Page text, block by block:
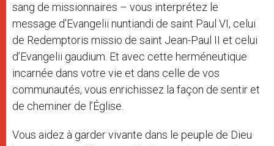
sang de missionnaires – vous interprétez le
message d’Evangelii nuntiandi de saint Paul VI, celui
de Redemptoris missio de saint Jean-Paul II et celui
d’Evangelii gaudium. Et avec cette herméneutique
incarnée dans votre vie et dans celle de vos
communautés, vous enrichissez la façon de sentir et
de cheminer de l’Église.
Vous aidez à garder vivante dans le peuple de Dieu